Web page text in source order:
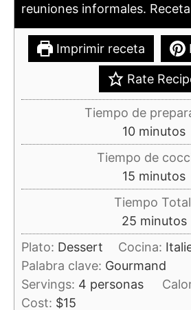
reuniones informales.
Imprimir receta
Rate
Tiempo de
10minutos
minutos
Tiempo de
15 minutos
minutos
Tiempo
25minutos
minutos
Plato: Dessert Cocina:
Palabra clave: Gourmand
Servings: 4 personas
Cost: $15